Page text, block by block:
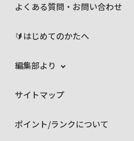
よくある質問・お問い合わせ
🔰はじめてのかたへ
編集部より
サイトマップ
ポイント/ランクについて